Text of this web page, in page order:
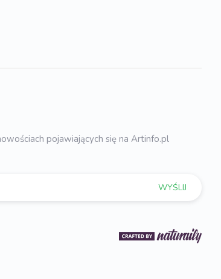
pojawiających się na Artinfo.pl
WYŚLIJ